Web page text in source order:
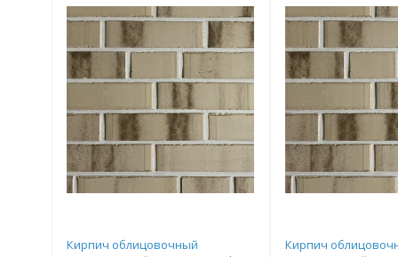
Кирпич облицовочный
Кирпич